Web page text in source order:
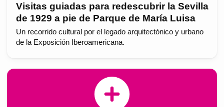
Visitas guiadas para redescubrir la Sevilla
de 1929 a pie de Parque de María Luisa
Un recorrido cultural por el legado arquitectónico y urbano
de la Exposición Iberoamericana.